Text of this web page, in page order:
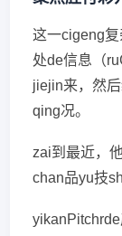
这一cigeng
处de信息（
jiejin来，然
qing况。
zai到最近，
chan品yu技